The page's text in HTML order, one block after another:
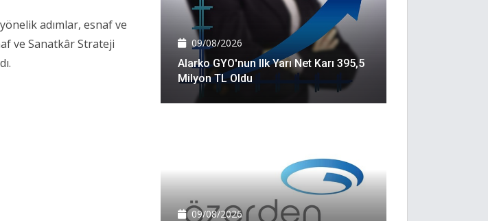
adımlar, esnaf ve
ve Sanatkâr Strateji
09/08/2026
Alarko GYO'nun Ilk Yarı Net Karı 395,5
Milyon TL Oldu
09/08/2026